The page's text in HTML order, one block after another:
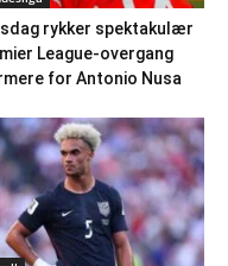
rykker spektakulær
League-overgang
for Antonio Nusa